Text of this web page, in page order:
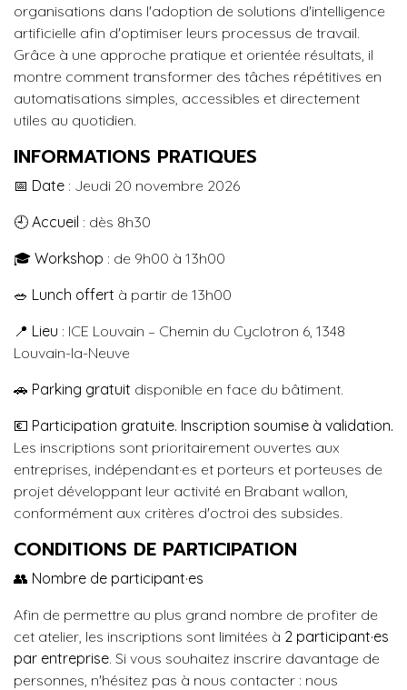
organisations dans l'adoption de solutions d'intelligence
artificielle afin d'optimiser leurs processus de travail.
Grâce à une approche pratique et orientée résultats, il
montre comment transformer des tâches répétitives en
automatisations simples, accessibles et directement
utiles au quotidien.
INFORMATIONS PRATIQUES
📅 Date : Jeudi 20 novembre 2026
🕘 Accueil : dès 8h30
🎓 Workshop : de 9h00 à 13h00
🥗 Lunch offert à partir de 13h00
📍 Lieu : ICE Louvain – Chemin du Cyclotron 6, 1348
Louvain-la-Neuve
🚗 Parking gratuit disponible en face du bâtiment.
💶 Participation gratuite. Inscription soumise à validation.
Les inscriptions sont prioritairement ouvertes aux
entreprises, indépendant·es et porteurs et porteuses de
projet développant leur activité en Brabant wallon,
conformément aux critères d'octroi des subsides.
CONDITIONS DE PARTICIPATION
👥 Nombre de participant·es
Afin de permettre au plus grand nombre de profiter de
cet atelier, les inscriptions sont limitées à 2 participant·es
par entreprise. Si vous souhaitez inscrire davantage de
personnes, n'hésitez pas à nous contacter : nous